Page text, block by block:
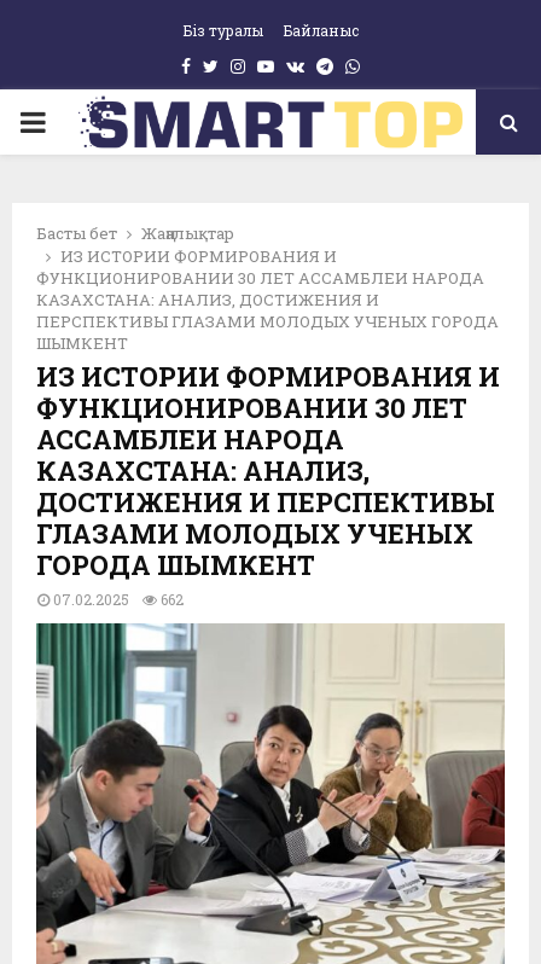
Біз туралы Байланыс
Facebook
Twitter
Instagram
Youtube
Vk Telegram
Whatsapp
PRIMARY
Басты бет
Жаңалықтар
ИЗ ИСТОРИИ ФОРМИРОВАНИЯ И
ФУНКЦИОНИРОВАНИИ 30 ЛЕТ АССАМБЛЕИ НАРОДА
КАЗАХСТАНА: АНАЛИЗ, ДОСТИЖЕНИЯ И
ПЕРСПЕКТИВЫ ГЛАЗАМИ МОЛОДЫХ УЧЕНЫХ ГОРОДА
ШЫМКЕНТ
ИЗ ИСТОРИИ ФОРМИРОВАНИЯ И
ФУНКЦИОНИРОВАНИИ 30 ЛЕТ
АССАМБЛЕИ НАРОДА
КАЗАХСТАНА: АНАЛИЗ,
ДОСТИЖЕНИЯ И ПЕРСПЕКТИВЫ
ГЛАЗАМИ МОЛОДЫХ УЧЕНЫХ
ГОРОДА ШЫМКЕНТ
07.02.2025 662